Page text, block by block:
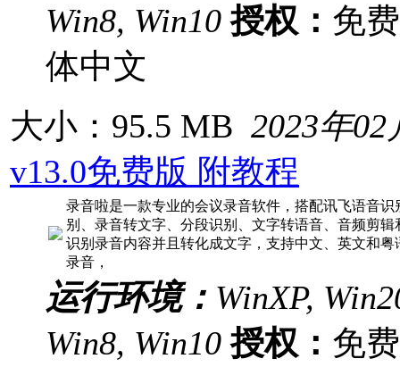
Win8, Win10 授权： 免
体中文
大小：95.5 MB 2023年02
v13.0免费版 附教程
录音啦是一款专业的会议录音软件，搭配讯飞语音
别、录音转文字、分段识别、文字转语音、音频剪
识别录音内容并且转化成文字，支持中文、英文和
录音，
运行环境： WinXP,
Win8, Win10 授权： 免